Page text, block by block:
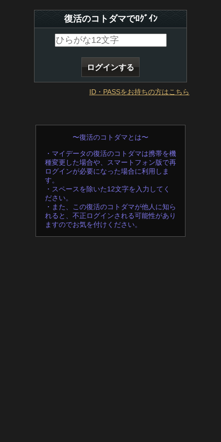
復活のコトダマでﾛｸﾞｲﾝ
ID・PASSをお持ちの方はこちら
〜復活のコトダマとは〜
・マイデータの復活のコトダマは携帯を機
種変更した場合や、スマートフォン版で再
ログインが必要になった場合に利用しま
す。
・スペースを除いた12文字を入力してく
ださい。
・また、この復活のコトダマが他人に知ら
れると、不正ログインされる可能性があり
ますのでお気を付けください。